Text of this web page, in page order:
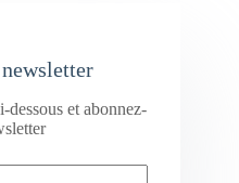
dessous et abonnez-